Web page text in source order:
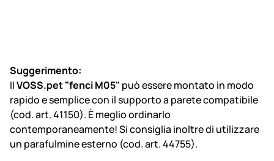
Suggerimento:
IlVOSS.pet "fenci M05" può essere montato in modo
rapido e semplice con il supporto a parete compatibile
(cod. art. 41150). È meglio ordinarlo
contemporaneamente! Si consiglia inoltre di utilizzare
un parafulmine esterno (cod. art. 44755).